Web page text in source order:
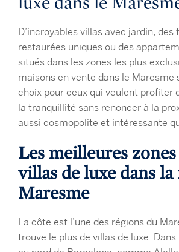
D’incroyables villas avec jardin, des
restaurées uniques ou des
situés dans les zones les plus
maisons en vente dans le Maresme
choix pour ceux qui veulent profiter
la tranquillité sans renoncer à la
aussi cosmopolite et intéressante
Les meilleures
villas de luxe dans
Maresme
La côte est l’une des régions du
trouve le plus de villas de luxe.